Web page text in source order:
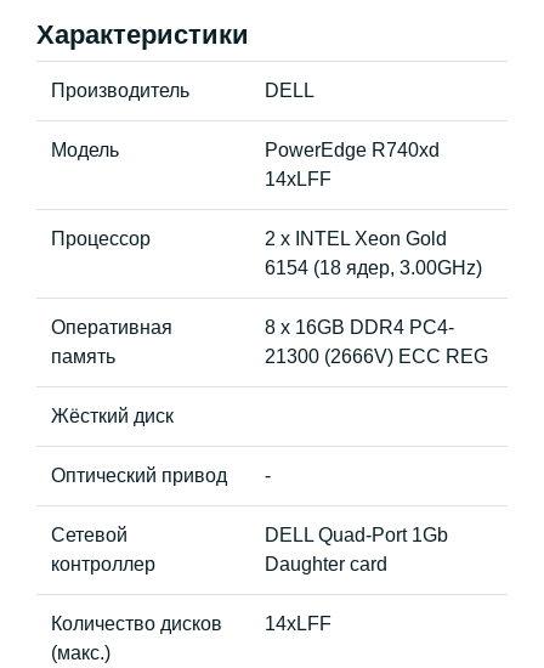
Характеристики
Производитель DELL
Модель
PowerEdge R740xd
14xLFF
Процессор
2 x INTEL Xeon Gold
6154 (18 ядер, 3.00GHz)
Оперативная
память
8 x 16GB DDR4 PC4-
21300 (2666V) ECC REG
Жёсткий диск
Оптический привод -
Сетевой
контроллер
DELL Quad-Port 1Gb
Daughter card
Количество дисков
(макс.)
14xLFF